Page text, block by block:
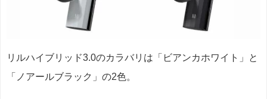
リルハイブリッド3.0のカラバリは「ビアンカホワイト」と
「ノアールブラック」の2色。